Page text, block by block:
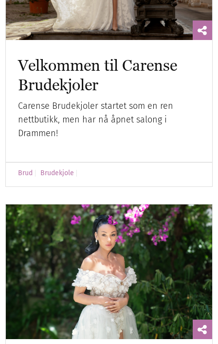
Velkommen til Carense
Brudekjoler
Carense Brudekjoler startet som en ren
nettbutikk, men har nå åpnet salong i
Drammen!
Brud Brudekjole